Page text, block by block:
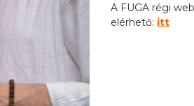
A FUGA régi
elérhető: itt